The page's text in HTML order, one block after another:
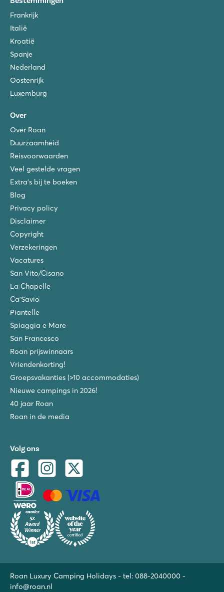
Frankrijk
Italië
Kroatië
Spanje
Nederland
Oostenrijk
Luxemburg
Over
Over Roan
Duurzaamheid
Reisvoorwaarden
Veel gestelde vragen
Extra's bij te boeken
Blog
Privacy policy
Disclaimer
Copyright
Verzekeringen
Vacatures
San Vito/Cisano
La Chapelle
Ca'Savio
Piantelle
Spiaggia e Mare
San Francesco
Roan prijswinnaars
Vriendenkorting!
Groepsvakanties (>10 accommodaties)
Nieuwe campings in 2026!
40 jaar Roan
Roan in de media
Volg ons
Roan Luxury Camping Holidays - tel: 088-2040000 -
info@roan.nl